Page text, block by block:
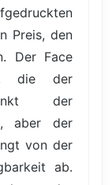
Preis, den
Der Face
die der
der
aber der
von der
ab.